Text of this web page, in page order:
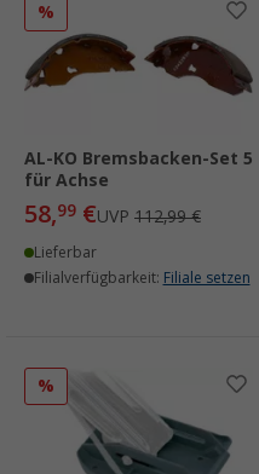
%
AL-KO Bremsbacken-Set 5
für Achse
58,99 €UVP 112,99 €
Lieferbar
Filialverfügbarkeit: Filiale setzen
%